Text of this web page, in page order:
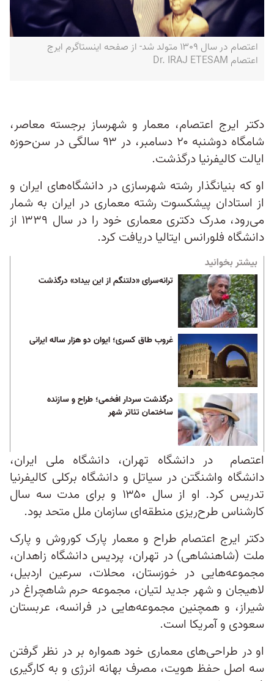
اعتصام در سال ۱۳۰۹ متولد شد- از صفحه اینستاگرم ایرج
اعتصام Dr. IRAJ ETESAM
دکتر ایرج اعتصام، معمار و شهرساز برجسته معاصر،
شامگاه دوشنبه ۲۰ دسامبر، در ۹۳ سالگی در سن‌حوزه
ایالت کالیفرنیا درگذشت.
او که بنیانگذار رشته شهرسازی در دانشگاه‌های ایران و
از استادان پیشکسوت رشته معماری در ایران به شمار
می‌رود، مدرک دکتری معماری خود را در سال ۱۳۳۹ از
دانشگاه فلورانس ایتالیا دریافت کرد.
بیشتر بخوانید
ترانه‌سرای «دلتنگم از این بیداد» درگذشت
غروب طاق کسری؛ ایوان دو هزار ساله ایرانی
درگذشت سردار افخمی؛ طراح و سازنده
ساختمان تئاتر شهر
اعتصام در دانشگاه تهران، دانشگاه ملی ایران،
دانشگاه واشنگتن در سیاتل و دانشگاه برکلی کالیفرنیا
تدریس کرد. او از سال ۱۳۵۰ و برای مدت سه سال
کارشناس طرح‌ریزی منطقه‌ای سازمان ملل متحد بود.
دکتر ایرج اعتصام طراح و معمار پارک کوروش و پارک
ملت (شاهنشاهی) در تهران، پردیس دانشگاه زاهدان،
مجموعه‌هایی در خوزستان، محلات، سرعین اردبیل،
لاهیجان و شهر جدید لتیان، مجموعه حرم شاهچراغ در
شیراز، و همچنین مجموعه‌هایی در فرانسه، عربستان
سعودی و آمریکا است.
او در طراحی‌های معماری خود همواره بر در نظر گرفتن
سه اصل حفظ هویت، مصرف بهانه انرژی و به کارگیری